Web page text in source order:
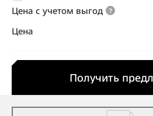
Цена с учетом выгод
Цена
Получить